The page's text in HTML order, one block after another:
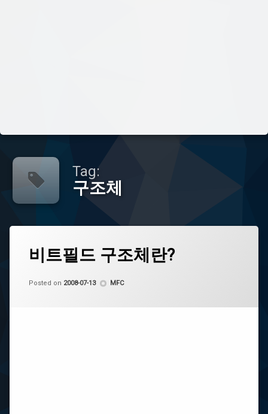
Tag:
구조체
비트필드 구조체란?
Posted on 2008-07-13
byCoCo
Categories:
MFC
MFCa
Comment
비